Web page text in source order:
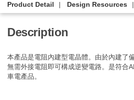
Product Detail Design Resources
Description
本產品是電阻內建型電晶體。由於內建了
無需外接電阻即可構成逆變電路。是符合
車電產品。